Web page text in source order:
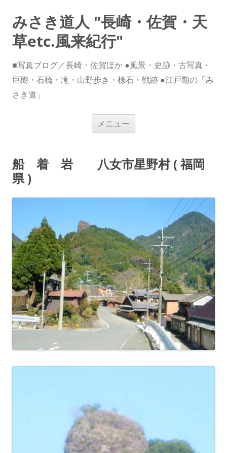
みさき道人 "長崎・佐賀・天
草etc.風来紀行"
■写真ブログ／長崎・佐賀ほか ●風景・史跡・古写真・
巨樹・石橋・滝・山野歩き・標石・戦跡 ●江戸期の「み
さき道」
メニュー
ス
キ
船 着 岩 八女市星野村 ( 福岡
県 )